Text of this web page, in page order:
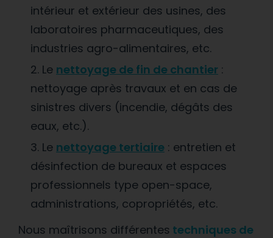
intérieur et extérieur des usines, des
laboratoires pharmaceutiques, des
industries agro-alimentaires, etc.
Le nettoyage de fin de chantier :
nettoyage après travaux et en cas de
sinistres divers (incendie, dégâts des
eaux, etc.).
Le nettoyage tertiaire : entretien et
désinfection de bureaux et espaces
professionnels type open-space,
administrations, copropriétés, etc.
Nous maîtrisons différentes techniques de